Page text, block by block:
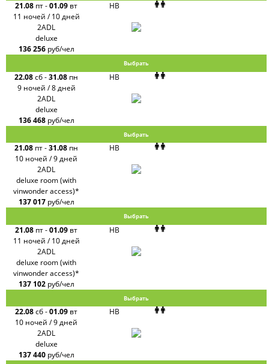
21.08 пт-01.09 вт
11 ночей / 10 дней
HB
2ADL
deluxe
136 256 руб/чел
Выбрать
22.08сб-31.08 пн
9 ночей / 8 дней
HB
2ADL
deluxe
136 468 руб/чел
Выбрать
21.08 пт-31.08 пн
10 ночей / 9 дней
HB
2ADL
deluxe room (with
vinwonder access)*
137 017 руб/чел
Выбрать
21.08 пт-01.09 вт
11 ночей / 10 дней
HB
2ADL
deluxe room (with
vinwonder access)*
137 102 руб/чел
Выбрать
22.08сб-01.09 вт
10 ночей / 9 дней
HB
2ADL
deluxe
137 440 руб/чел